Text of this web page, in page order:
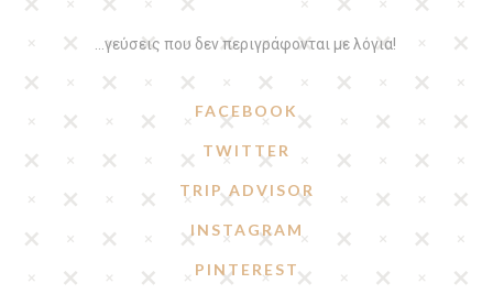
…γεύσεις που δεν περιγράφονται με λόγια!
FACEBOOK
TWITTER
TRIP ADVISOR
INSTAGRAM
PINTEREST